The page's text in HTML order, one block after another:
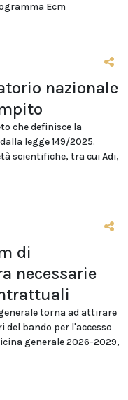
Ecm
nazionale
che definisce la
legge 149/2025.
scientifiche, tra cui Adi,
di
necessarie
torna ad attirare
del bando per l'accesso
generale 2026-2029,